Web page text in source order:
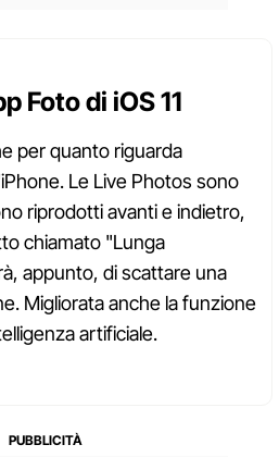
Foto di iOS 11
per quanto riguarda
Le Live Photos sono
riprodotti avanti e indietro,
chiamato "Lunga
appunto, di scattare una
Migliorata anche la funzione
artificiale.